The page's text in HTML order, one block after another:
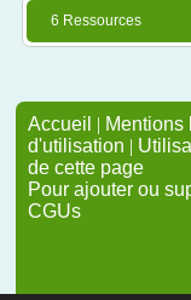
6 Ressources
Accueil | Mentions
d'utilisation |
de cette page
Pour ajouter ou
CGUs